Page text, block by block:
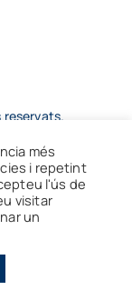
reservats.
més
i repetint
l'ús de
visitar
un